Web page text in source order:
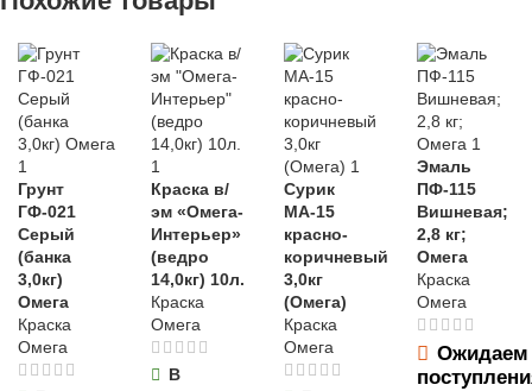
для хозяйственно-
ЦВЕТ бежевый
дерево синтетика
ДЛИНА 260 мм
ДИАМЕТР
ЦВЕТ
МАТЕРИАЛ
дерево ,синтетика
ДЛИНА 210 мм
ШИРИНА
100 мм
для хозяйственно-
бытовых нужд
ВИД РАБОТ
универсальные
УПАКОВКА
бутылка
Грунт
ГФ-021
Серый
(банка
3,0кг)
Омега
Краска
Омега
Краска в/
эм «Омега-
Интерьер»
(ведро
14,0кг) 10л.
Краска
Омега
В
Сурик
МА-15
красно-
коричневый
3,0кг
(Омега)
Краска
Омега
Эмаль
ПФ-115
Вишневая;
2,8 кг;
Омега
Краска
Омега
Ожидаем